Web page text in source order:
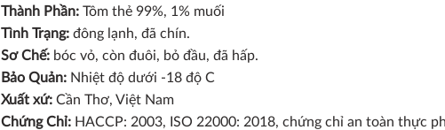
Thành Phần:Tôm thẻ 99%, 1% muối
Tình Trạng: đông lạnh, đã chín.
Sơ Chế:bóc vỏ, còn đuôi, bỏ đầu, đã hấp.
Bảo Quản:Nhiệt độ dưới -18 độ C
Xuất xứ:Cần Thơ, Việt Nam
Chứng Chỉ: HACCP: 2003, ISO 22000: 2018, chứng chỉ an toàn thực